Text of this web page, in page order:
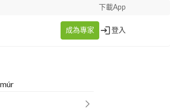
下載App
成為專家 登入